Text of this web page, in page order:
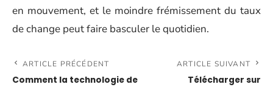
en mouvement, et le moindre frémissement du taux
de change peut faire basculer le quotidien.
ARTICLE PRÉCÉDENT
Comment la technologie de
ARTICLE SUIVANT
Télécharger sur